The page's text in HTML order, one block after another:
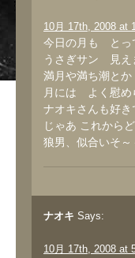
10月 17th, 2008 at
今日の月も とっ
うさぎサン 見え
満月や満ち潮と
月には よく慰め
ナオキさんも好き
じゃあ これから
狼男、似合いそ
ナオキ Says:
10月 17th, 2008 at